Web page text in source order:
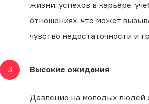
жизни, успехов в карьере,
отношениях, что может
чувство недостаточности и
3 Высокие ожидания
Давление на молодых людей